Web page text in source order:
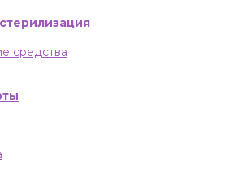
средства